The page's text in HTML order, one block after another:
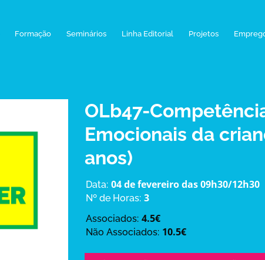
Formação Seminários Linha Editorial Projetos
OLb47-
Emocionais da
anos)
Data: 04 de fevereiro das 09h30/12h30
Nº de Horas: 3
Associados: 4.5€
Não Associados: 10.5€